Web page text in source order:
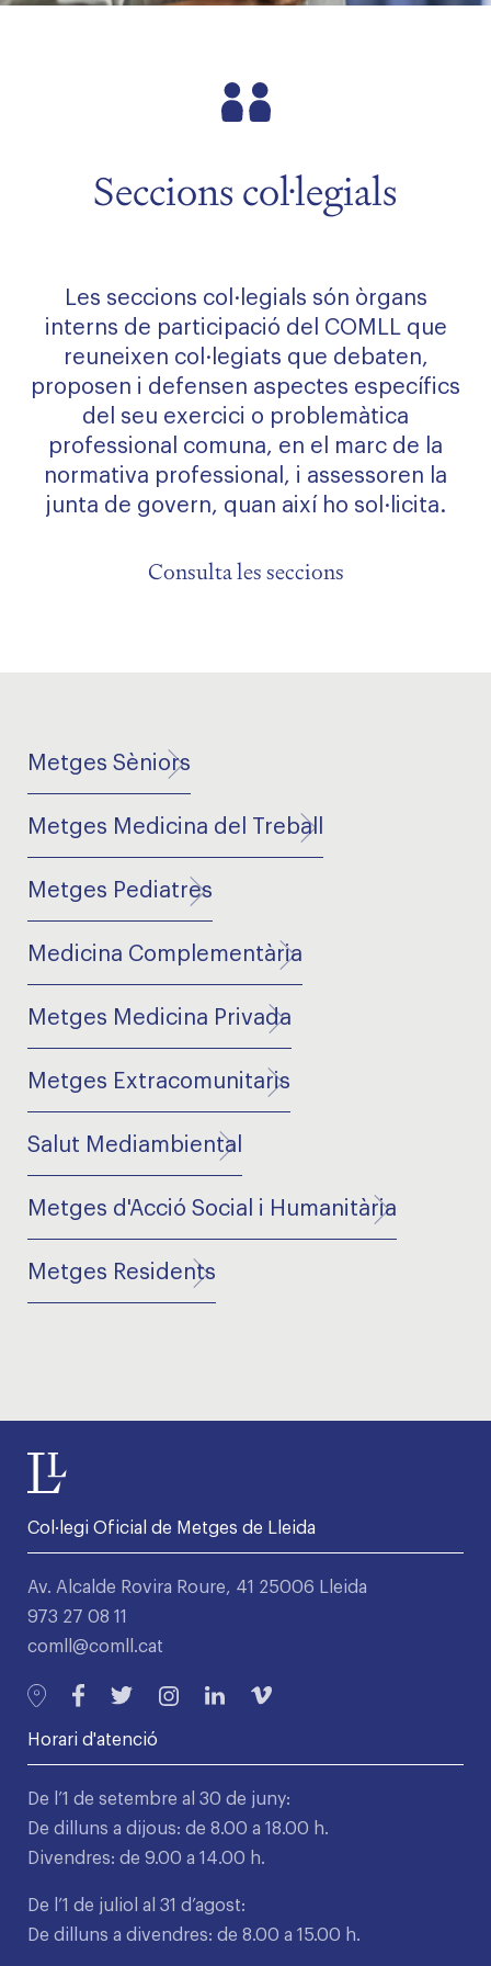
Seccions col·legials
Les seccions col·legials són òrgans
interns de participació del COMLL que
reuneixen col·legiats que debaten,
proposen i defensen aspectes específics
del seu exercici o problemàtica
professional comuna, en el marc de la
normativa professional, i assessoren la
junta de govern, quan així ho sol·licita.
Consulta les seccions
Metges Sèniors
Metges Medicina del Treball
Metges Pediatres
Medicina Complementària
Metges Medicina Privada
Metges Extracomunitaris
Salut Mediambiental
Metges d'Acció Social i Humanitària
Metges Residents
Col·legi Oficial de Metges de Lleida
Av. Alcalde Rovira Roure, 41 25006 Lleida
973 27 08 11
comll@comll.cat
Horari d'atenció
De l’1 de setembre al 30 de juny:
De dilluns a dijous: de 8.00 a 18.00 h.
Divendres: de 9.00 a 14.00 h.
De l’1 de juliol al 31 d’agost:
De dilluns a divendres: de 8.00 a 15.00 h.